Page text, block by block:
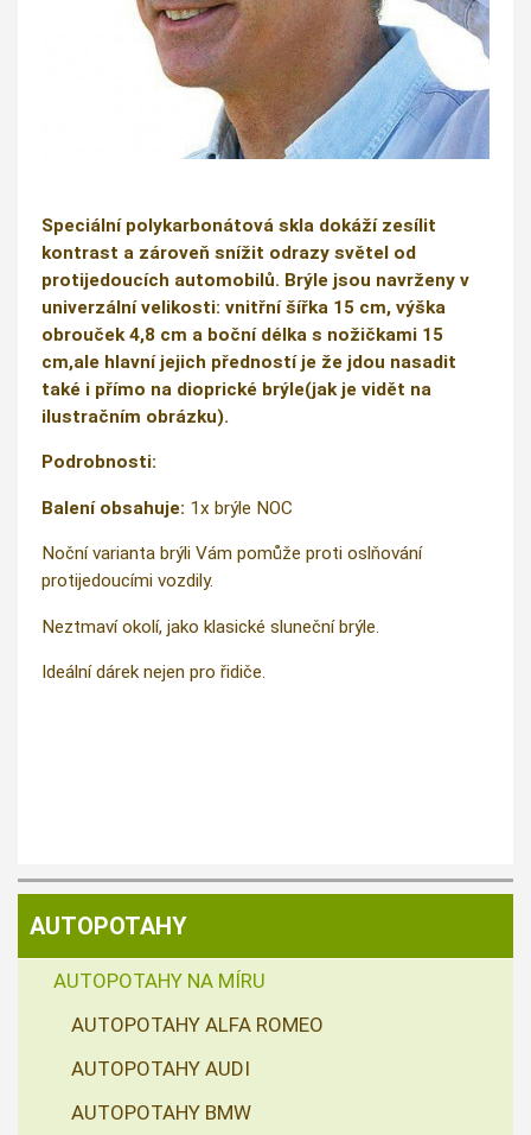
Speciální polykarbonátová skla dokáží zesílit
kontrast a zároveň snížit odrazy světel od
protijedoucích automobilů. Brýle jsou navrženy v
univerzální velikosti: vnitřní šířka 15 cm, výška
obrouček 4,8 cm a boční délka s nožičkami 15
cm,ale hlavní jejich předností je že jdou nasadit
také i přímo na dioprické brýle(jak je vidět na
ilustračním obrázku).
Podrobnosti:
Balení obsahuje: 1x brýle NOC
Noční varianta brýli Vám pomůže proti oslňování
protijedoucími vozdily.
Neztmaví okolí, jako klasické sluneční brýle.
Ideální dárek nejen pro řidiče.
AUTOPOTAHY
AUTOPOTAHY NA MÍRU
AUTOPOTAHY ALFA ROMEO
AUTOPOTAHY AUDI
AUTOPOTAHY BMW